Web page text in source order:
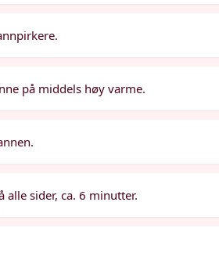
på middels høy varme.
sider, ca. 6 minutter.